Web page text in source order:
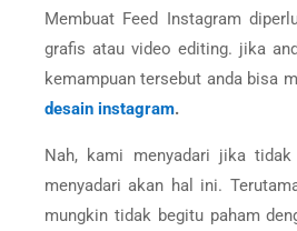
Membuat Feed Instagram
grafis atau video editing. jika
kemampuan tersebut anda bisa
desain instagram.
Nah, kami menyadari jika
menyadari akan hal ini.
mungkin tidak begitu paham